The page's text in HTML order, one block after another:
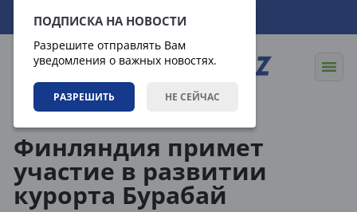
ПОДПИСКА НА НОВОСТИ
Разрешите отправлять Вам
уведомления о важных новостях.
РАЗРЕШИТЬ НЕ СЕЙЧАС
09.08.2026 14:04:16
Финляндия примет
участие в развитии
курорта Бурабай